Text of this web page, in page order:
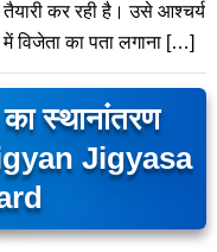
कर रही है। उसे आश्चर्य
विजेता का पता लगाना […]
स्थानांतरण
Jigyasa